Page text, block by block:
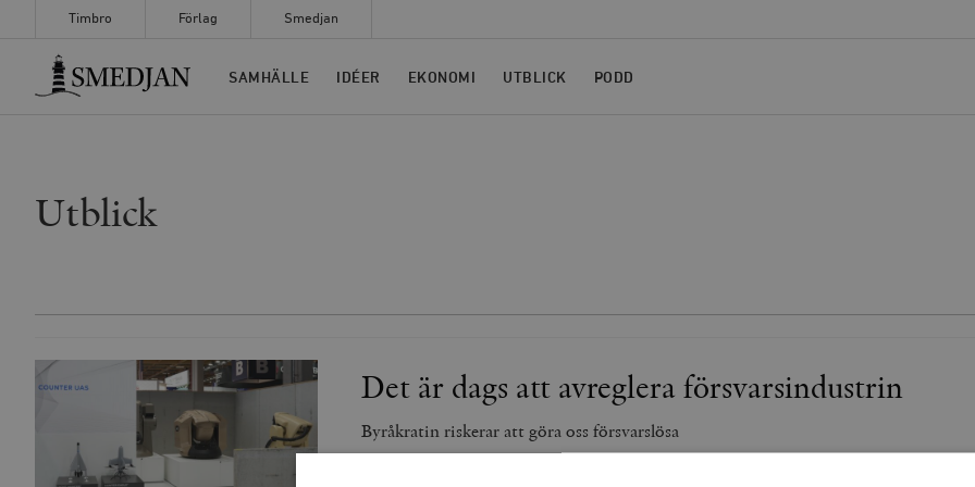
Timbro Förlag Smedjan
Timbro
SAMHÄLLE IDÉER EKONOMI UTBLICK PODD
Utblick
Det är dags att avreglera försvarsindustrin
Byråkratin riskerar att göra oss försvarslösa